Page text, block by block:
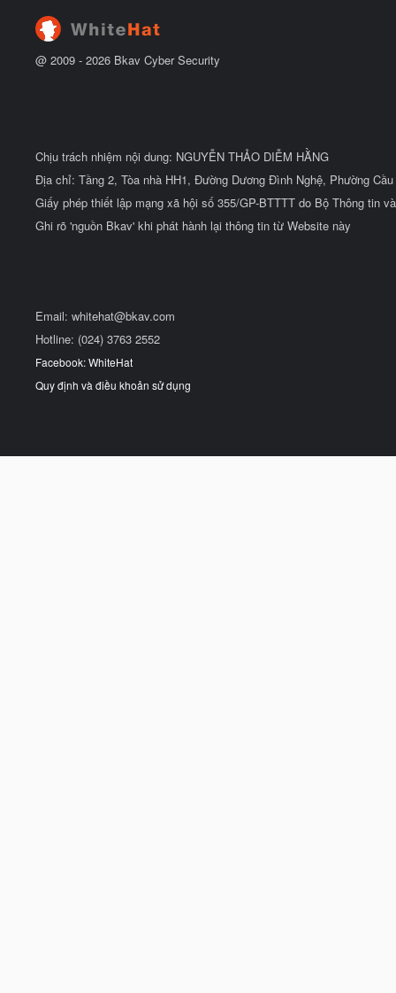
@ 2009 - 2026 Bkav Cyber Security
Chịu trách nhiệm nội dung: NGUYỄN THẢO DIỄM HẰNG
Địa chỉ: Tầng 2, Tòa nhà HH1, Đường Dương Đình Nghệ, Phường
Giấy phép thiết lập mạng xã hội số 355/GP-BTTTT do Bộ Thông tin
Ghi rõ 'nguồn Bkav' khi phát hành lại thông tin từ Website này
Email: whitehat@bkav.com
Hotline: (024) 3763 2552
Facebook: WhiteHat
Quy định và điều khoản sử dụng